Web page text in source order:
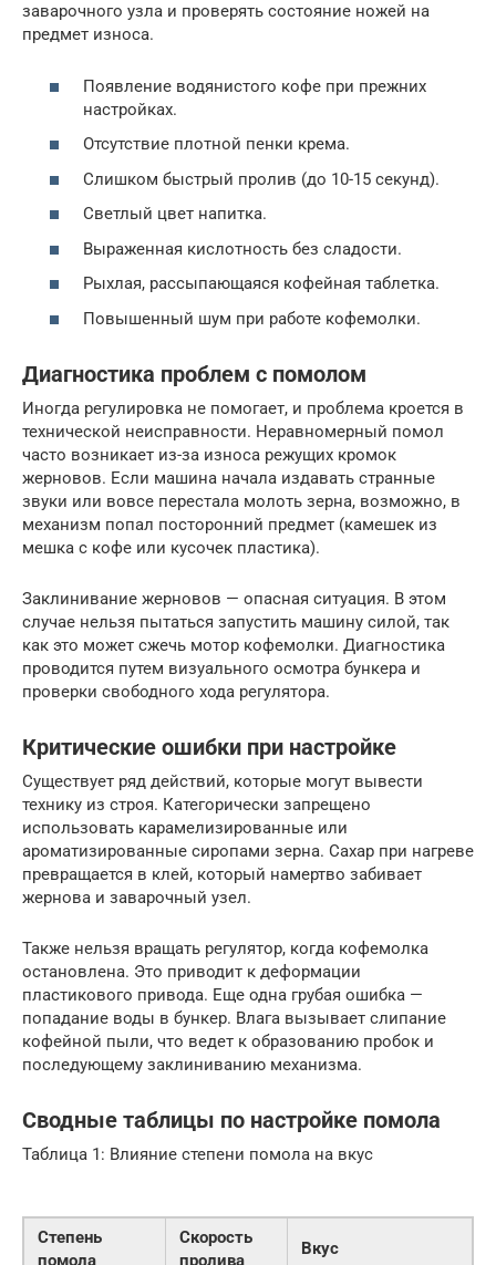
заварочного узла и проверять состояние ножей на
предмет износа.
Появление водянистого кофе при прежних
настройках.
Отсутствие плотной пенки крема.
Слишком быстрый пролив (до 10-15 секунд).
Светлый цвет напитка.
Выраженная кислотность без сладости.
Рыхлая, рассыпающаяся кофейная таблетка.
Повышенный шум при работе кофемолки.
Диагностика проблем с помолом
Иногда регулировка не помогает, и проблема кроется в
технической неисправности. Неравномерный помол
часто возникает из-за износа режущих кромок
жерновов. Если машина начала издавать странные
звуки или вовсе перестала молоть зерна, возможно, в
механизм попал посторонний предмет (камешек из
мешка с кофе или кусочек пластика).
Заклинивание жерновов — опасная ситуация. В этом
случае нельзя пытаться запустить машину силой, так
как это может сжечь мотор кофемолки. Диагностика
проводится путем визуального осмотра бункера и
проверки свободного хода регулятора.
Критические ошибки при настройке
Существует ряд действий, которые могут вывести
технику из строя. Категорически запрещено
использовать карамелизированные или
ароматизированные сиропами зерна. Сахар при нагреве
превращается в клей, который намертво забивает
жернова и заварочный узел.
Также нельзя вращать регулятор, когда кофемолка
остановлена. Это приводит к деформации
пластикового привода. Еще одна грубая ошибка —
попадание воды в бункер. Влага вызывает слипание
кофейной пыли, что ведет к образованию пробок и
последующему заклиниванию механизма.
Сводные таблицы по настройке помола
Таблица 1: Влияние степени помола на вкус
Степень
помола
Скорость
пролива
Вкус